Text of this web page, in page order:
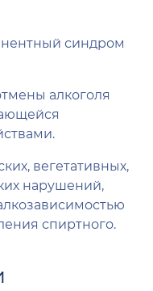
синдром
алкоголя
вегетативных,
нарушений,
спиртного.